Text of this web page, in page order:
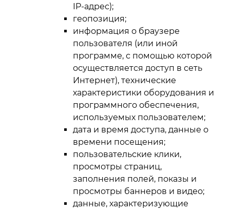
IP-адрес);
геопозиция;
информация о браузере
пользователя (или иной
программе, с помощью которой
осуществляется доступ в сеть
Интернет), технические
характеристики оборудования и
программного обеспечения,
используемых пользователем;
дата и время доступа, данные о
времени посещения;
пользовательские клики,
просмотры страниц,
заполнения полей, показы и
просмотры баннеров и видео;
данные, характеризующие